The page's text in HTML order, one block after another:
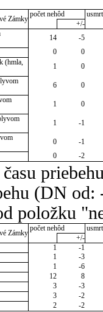
Zámky
počet nehôd
+/-
14
-5
0
0
(hmla,
1
0
6
0
1
0
1
-1
0
-1
0 -2
času
(DN
položku
Zámky
počet nehôd
+/-
1
-1
1
-3
1
-6
12
8
3
-3
3
-2
2 -2